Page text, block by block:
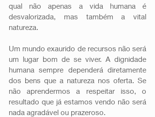
qual não apenas a vida humana é
desvalorizada, mas também a vital
natureza.
Um mundo exaurido de recursos não será
um lugar bom de se viver. A dignidade
humana sempre dependerá diretamente
dos bens que a natureza nos oferta. Se
não aprendermos a respeitar isso, o
resultado que já estamos vendo não será
nada agradável ou prazeroso.